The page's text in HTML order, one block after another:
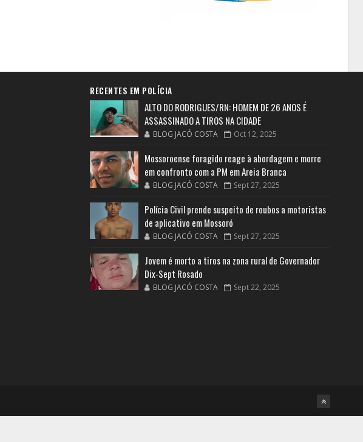
RECENTES EM POLÍCIA
ALTO DO RODRIGUES/RN: HOMEM DE 26 ANOS É
ASSASSINADO A TIROS NA CIDADE
BLOG JACÓ COSTA Oct 12, 2025
Mossoroense foragido reage à abordagem e morre
em confronto com a PM em Areia Branca
BLOG JACÓ COSTA Sept 27, 2025
Polícia Civil prende suspeito de roubos a motoristas
de aplicativo em Mossoró
BLOG JACÓ COSTA Sept 27, 2025
Jovem é morto a tiros na zona rural de Governador
Dix-Sept Rosado
BLOG JACÓ COSTA Sept 22, 2025